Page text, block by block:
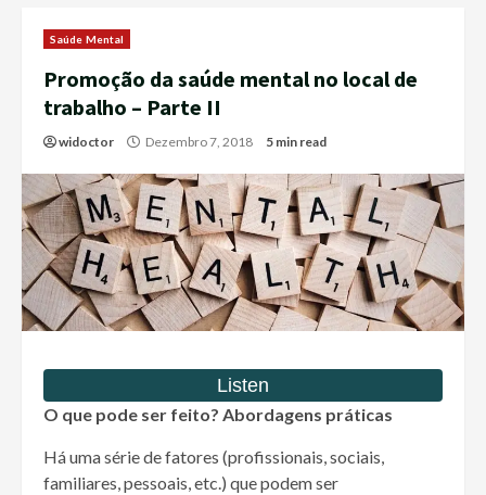
Saúde Mental
Promoção da saúde mental no local de
trabalho – Parte II
widoctor Dezembro 7, 2018 5 min read
O que pode ser feito? Abordagens práticas
Há uma série de fatores (profissionais, sociais,
familiares, pessoais, etc.) que podem ser